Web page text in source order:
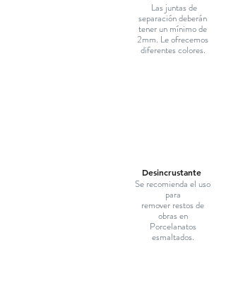
Las juntas de
separación deberán
tener un mínimo de
2mm. Le ofrecemos
diferentes colores.
Desincrustante
Se recomienda el uso
para
remover restos de
obras en
Porcelanatos
esmaltados.